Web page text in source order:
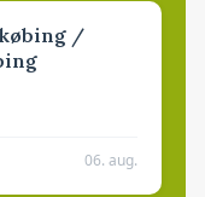
/
06. aug.